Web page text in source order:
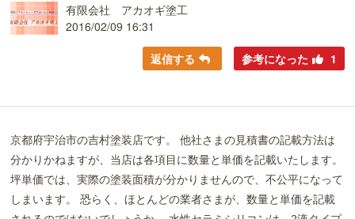
有限会社 アカオギ塗工
2016/02/09 16:31
返信する 参考になった 1
京都府宇治市の吉村塗装店です。 他社さまの見積書の記載方法は
分かりかねますが、当店は各項目に数量と単価を記載いたします。
坪単価では、実際の塗装面積が分かりませんので、不公平になって
しまいます。 恐らく、ほとんどの業者さまが、数量と単価を記載